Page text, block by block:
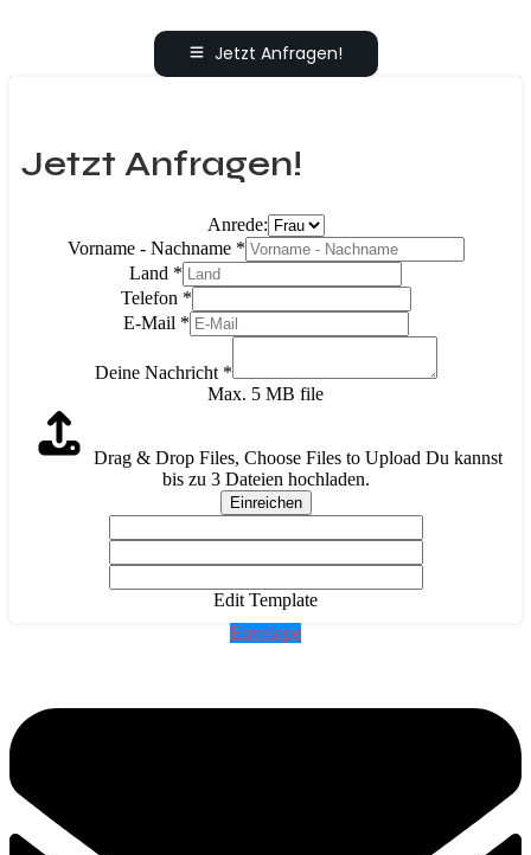
Jetzt Anfragen!
Jetzt Anfragen!
Anrede:
Vorname - Nachname *
Land *
Telefon *
E-Mail *
Deine Nachricht *
Max. 5 MB file
Drag & Drop Files, Choose Files to Upload Du kannst
bis zu 3 Dateien hochladen.
Einreichen
Edit Template
Envelope